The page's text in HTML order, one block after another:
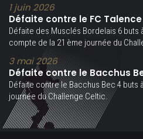
1 juin 2026
Défaite contre le FC Talence
Défaite des Musclés Bordelais 6 buts
compte de la 21 ème journée du
3 mai 2026
Défaite contre le Bacchus
Défaite contre le Bacchus Bec 4 buts
journée du Challenge Celtic.